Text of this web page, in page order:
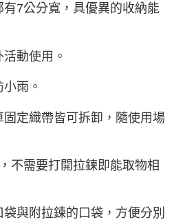
有7公分寬，具優異的收納能
動使用。
雨。
固定織帶皆可拆卸，隨使用場
不需要打開拉鍊即能取物相
與附拉鍊的口袋，方便分別